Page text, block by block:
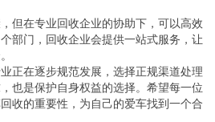
但在专业回收企业的协助下，可以高效
部门，回收企业会提供一站式服务，让
正在逐步规范发展，选择正规渠道处理
也是保护自身权益的选择。希望每一位
收的重要性，为自己的爱车找到一个合